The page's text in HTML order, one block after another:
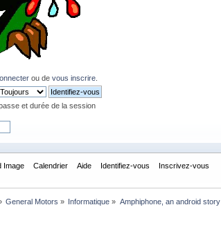
ou devous inscrire
et durée de la session
Image Calendrier Aide Identifiez-vous Inscrivez-vous
General Motors » Informatique » Amphiphone, an android story